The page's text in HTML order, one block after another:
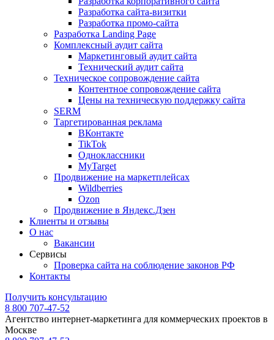
Разработка сайта-визитки
Разработка промо-сайта
Разработка Landing Page
Комплексный аудит сайта
Маркетинговый аудит сайта
Технический аудит сайта
Техническое сопровождение сайта
Контентное сопровождение сайта
Цены на техническую поддержку сайта
SERM
Таргетированная реклама
ВКонтакте
TikTok
Одноклассники
MyTarget
Продвижение на маркетплейсах
Wildberries
Ozon
Продвижение в Яндекс.Дзен
Клиенты и отзывы
О нас
Вакансии
Сервисы
Проверка сайта на соблюдение законов РФ
Контакты
Получить консультацию
8 800 707-47-52
Агентство интернет-маркетинга для коммерческих проектов в
Москве